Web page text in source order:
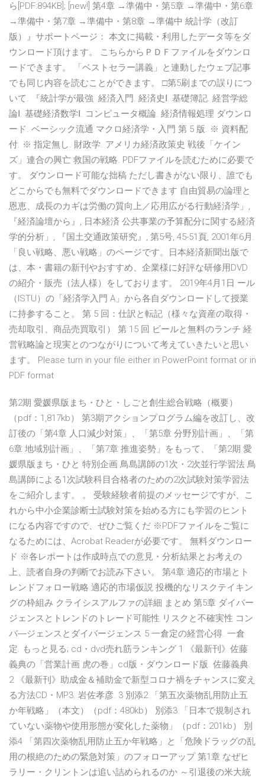
ら[PDF:894KB]; [new!] 第4章 →準備中・第5章 →準備中・第6章
→準備中・第7章 →準備中・第8章 →準備中 統計学（改訂
版）』サポートページ： 本文に掲載・利用したデータ等をダ
ウンロード頂けます。 こちらからＰＤＦファイルをダウンロ
ードできます。 「ベストセラー講義」と連動したウェブ記事
でも同じ内容を読むことができます。 □第5刷までの誤りにつ
いて. 『統計学が最強 経済入門. 経済史Ⅰ. 基礎簿記. 経営学総
論Ⅰ. 基礎経済数学Ⅰ. コンピュータ概論. 経済情報処理 ダウンロ
ード. ベーシック流通 マクロ経済学・入門 第 5 版. ※ 資料配
付. ※ 指定無し. 財政学. アメリカ経済政策史 戦後「ケイン
ズ」連合の興亡 救国の戦略. PDFファイルを読むために必要で
す。 ダウンロード可能な拙稿 ただし書きがない限り、誰でも
どこからでも無料でダウンロードできます 自由貿易の論理と
恩恵、成長のカギは労働の質向上／応用広がる行動経済学」,
『経済論壇から』, 日本経済 公共事業の予算配分に関する経済
学的分析」, 『国土交通政策研究』, 第5号, 45-51頁, 2001年6月.
「良い戦略、悪い戦略」のページです。日本経済新聞出版で
は、本・書籍の新刊やおすすめ、企業様に好評な研修用DVD
の紹介・販売（法人様）をしております。 2019年4月1日 ール
（ISTU）の「経済学入門 A」から各自ダウンロードして授業
に持参すること。 第 5 回：仕訳と転記（様々な資産の取得・
売却取引、商品売買取引） 第 15 回 ビールと無料のランチ 経
営戦略論と現実とのつながりについて考えていきたいと思い
ます。 Please turn in your file either in PowerPoint format or in
PDF format
第2期 愛媛県版まち・ひと・しごと創生総合戦略（概要）
（pdf：1,817kb） 第3期アクションプログラム編を改訂し、改
訂後の「第4章 人口減少対策」、「第5章 分野別計画」、「第
6章 地域別計画」、「第7章 推進姿勢」をもって、「第2期 愛
媛県版まち・ひと 特別企画 鳥島講師の1次・2次並行学習法 鳥
島講師による1次試験科目合格者のための2次試験対策学習法
をご紹介します。 。 受験経験者前提のメッセージですが、こ
れから中小企業診断士試験対策を始める方にも学習のヒント
になる内容ですので、ぜひご覧くだ ※PDFファイルをご覧に
なるためには、Acrobat Readerが必要です。 無料ダウンロー
ド ※各レポートは作成時点での意見・分析結果とお考えの
上、読者自身の判断でお読み下さい。 第4章 適応的市場とト
レンドフォロー戦略 適応的市場仮説 投機的なリスクテイキン
グの枠組み クライシスアルファの詳細 まとめ 第5章 ダイバー
ジェンスとトレンドのトレード可能性 リスクと不確実性 コン
バ―ジェンスとダイバージェンス 5 一倉定の経営心得. 一倉
定. もっと見る; cd・dvd売れ筋ランキング 1 《最新刊》佐藤
義典の「営業計画 虎の巻」cd版・ダウンロード版. 佐藤義典.
2 《最新刊》助成金＆補助金で新型コロナ禍をチャンスに変え
る方法CD・MP3. 岩佐孝彦. 3 別添2 「第五次薬物乱用防止五
か年戦略」（本文）（pdf：480kb） 別添3 「日本で規制され
ていない薬物や使用形態が変化した薬物」（pdf：201kb） 別
添4 「第四次薬物乱用防止五か年戦略」と「危険ドラッグの乱
用の根絶のための緊急対策」のフォローアップ 第1章 なぜヒ
ラリー・クリントンは追い詰められるのか ～引退後の米大統